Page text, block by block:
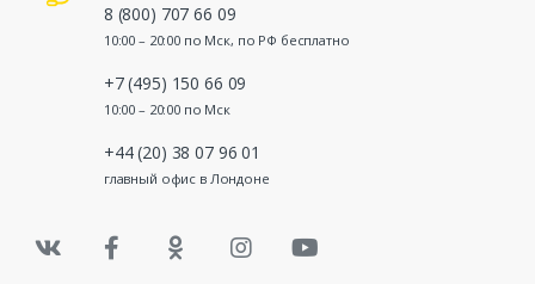
8 (800) 707 66 09
10:00 – 20:00 по Мск, по РФ бесплатно
+7 (495) 150 66 09
10:00 – 20:00 по Мск
+44 (20) 38 07 96 01
главный офис в Лондоне